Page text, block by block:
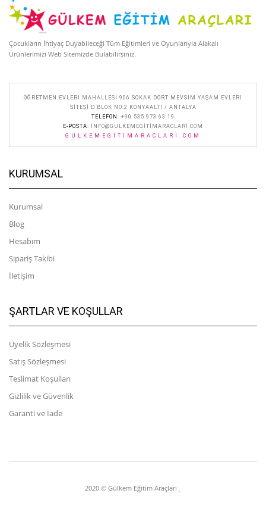
Çocukların İhtiyaç Duyabileceği Tüm Eğitimleri ve Oyunlarıyla Alakalı
Ürünlerimizi Web Sitemizde Bulabilirsiniz.
ÖĞRETMEN EVLERI MAHALLESI 906 SOKAK DÖRT MEVSIM YAŞAM EVLERI
SITESI D BLOK NO:2 KONYAALTI / ANTALYA
TELEFON : +90 535 973 63 19
E-POSTA:
INFO@GULKEMEGITIMARACLARI.COM
GULKEMEGITIMARACLARI.COM
KURUMSAL
Kurumsal
Blog
Hesabım
Sipariş Takibi
İletişim
ŞARTLAR VE KOŞULLAR
Üyelik Sözleşmesi
Satış Sözleşmesi
Teslimat Koşulları
Gizlilik ve Güvenlik
Garanti ve İade
2020 © Gülkem Eğitim Araçları